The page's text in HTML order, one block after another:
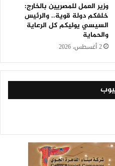
وزير العمل للمصريين بالخارج:
خلفكم دولة قوية.. والرئيس
السيسي يوليكم كل الرعاية
والحماية
2 أغسطس، 2026